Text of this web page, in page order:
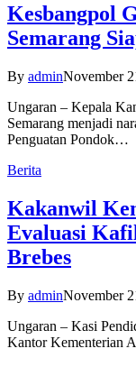
Kesbangpol
Semarang
By adminNovember
Ungaran – Kepala
Semarang menjadi
Penguatan Pondok…
Berita
Kakanwil
Evaluasi
Brebes
By adminNovember
Ungaran – Kasi
Kantor Kementerian